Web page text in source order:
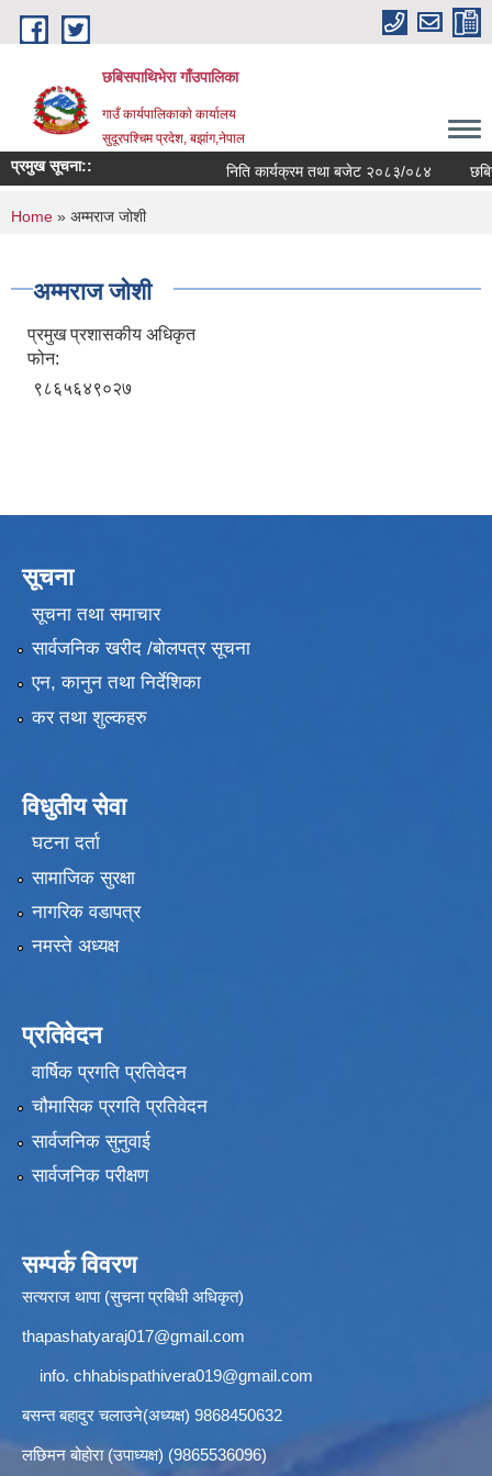
Skip to main content
छबिसपाथिभेरा गाँउपालिका
गाउँ कार्यपालिकाकाे कार्यालय
सुदूरपश्चिम प्रदेश, बझांग,नेपाल
प्रमुख सूचना:: निति कार्यक्रम तथा बजेट २०८३/०८४
You are here
Home » अम्मराज जोशी
अम्मराज जोशी
प्रमुख प्रशासकीय अधिकृत
फोन:
९८६५६४९०२७
सूचना
सूचना तथा समाचार
सार्वजनिक खरीद /बोलपत्र सूचना
एन, कानुन तथा निर्देशिका
कर तथा शुल्कहरु
विधुतीय सेवा
घटना दर्ता
सामाजिक सुरक्षा
नागरिक वडापत्र
नमस्ते अध्यक्ष
प्रतिवेदन
वार्षिक प्रगति प्रतिवेदन
चौमासिक प्रगति प्रतिवेदन
सार्वजनिक सुनुवाई
सार्वजनिक परीक्षण
सम्पर्क विवरण
सत्यराज थापा (सुचना प्रबिधी अधिकृत)
thapashatyaraj017@gmail.com
info. chhabispathivera019@gmail.com
बसन्त बहादुर चलाउने(अध्यक्ष) 9868450632
लछिमन बोहोरा (उपाध्यक्ष) (9865536096)